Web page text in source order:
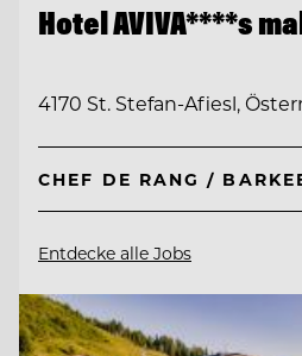
Hotel AVIVA****s
4170 St. Stefan-Afiesl,
CHEF DE RANG /
Entdecke alle Jobs